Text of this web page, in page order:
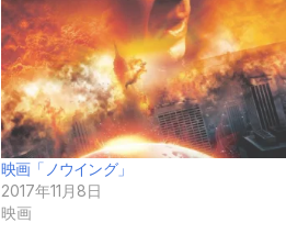
映画「ノウイング」
2017年11月8日
映画